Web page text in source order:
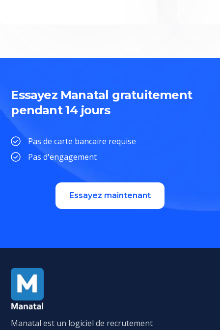
Essayez Manatal gratuitement
pendant 14 jours
Pas de carte bancaire requise
Pas d'engagement
Essayez maintenant
Manatal est un logiciel de recrutement